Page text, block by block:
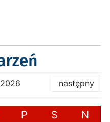
następny
P S N